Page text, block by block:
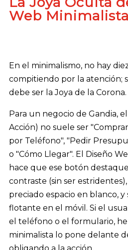
Web
En el minimalismo, no hay
compitiendo por la atención;
debe ser la Joya de la Corona.
Para un negocio de Gandia,
Acción) no suele ser
por Teléfono", "Pedir
o "Cómo Llegar". El Diseño
hace que ese botón
contraste (sin ser
preciado espacio en blanco,
flotante en el móvil. Si el
el teléfono o el formulario,
minimalista lo pone delante